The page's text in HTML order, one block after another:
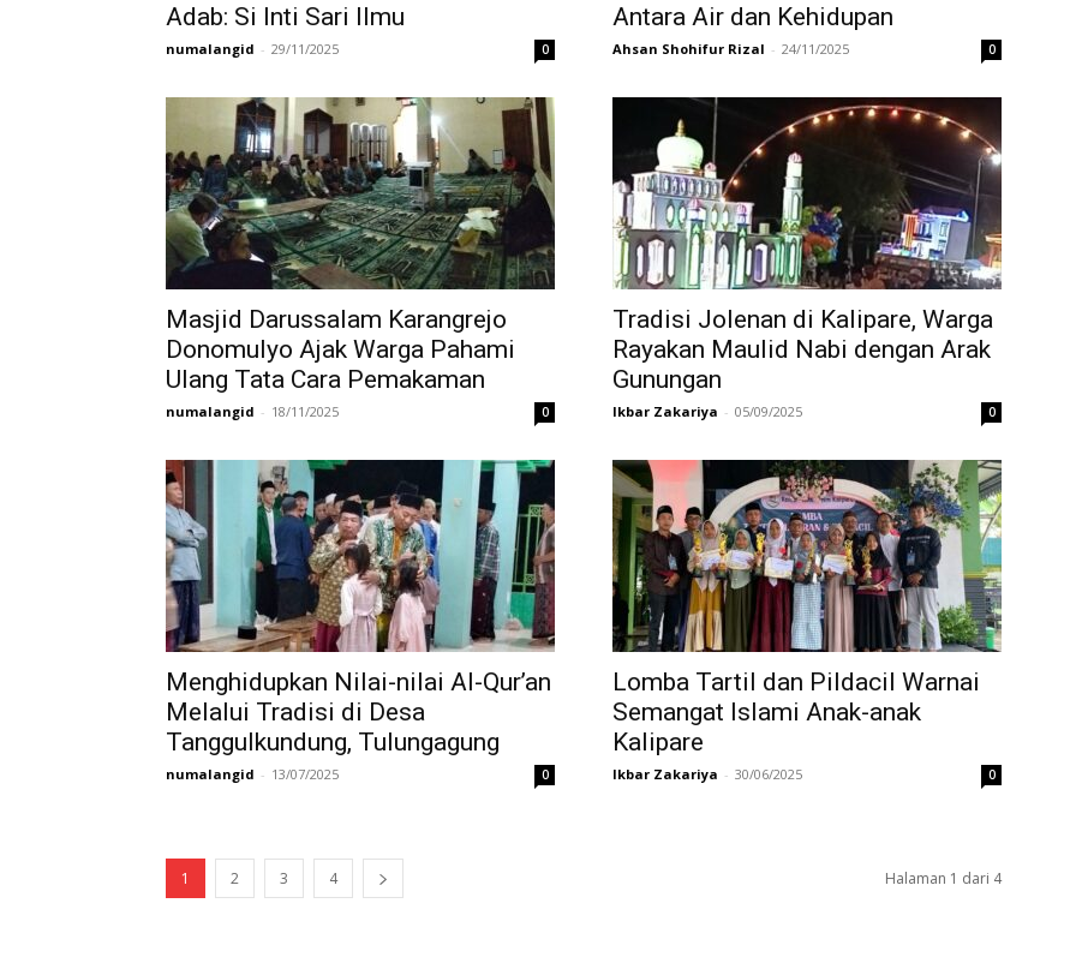
Adab: Si Inti Sari Ilmu
numalangid - 29/11/2025 0
Antara Air dan Kehidupan
Ahsan Shohifur Rizal - 24/11/2025 0
Masjid Darussalam Karangrejo
Donomulyo Ajak Warga Pahami
Ulang Tata Cara Pemakaman
numalangid - 18/11/2025 0
Tradisi Jolenan di Kalipare, Warga
Rayakan Maulid Nabi dengan Arak
Gunungan
Ikbar Zakariya - 05/09/2025 0
Menghidupkan Nilai-nilai Al-Qur’an
Melalui Tradisi di Desa
Tanggulkundung, Tulungagung
numalangid - 13/07/2025 0
Lomba Tartil dan Pildacil Warnai
Semangat Islami Anak-anak
Kalipare
Ikbar Zakariya - 30/06/2025 0
1 2 3 4 Halaman 1 dari 4